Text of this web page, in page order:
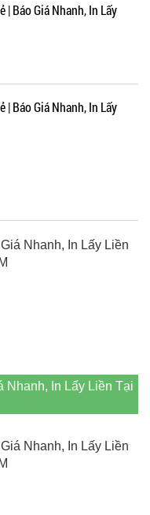
| Báo Giá Nhanh, In Lấy
| Báo Giá Nhanh, In Lấy
Nhanh, In Lấy Liền Tại